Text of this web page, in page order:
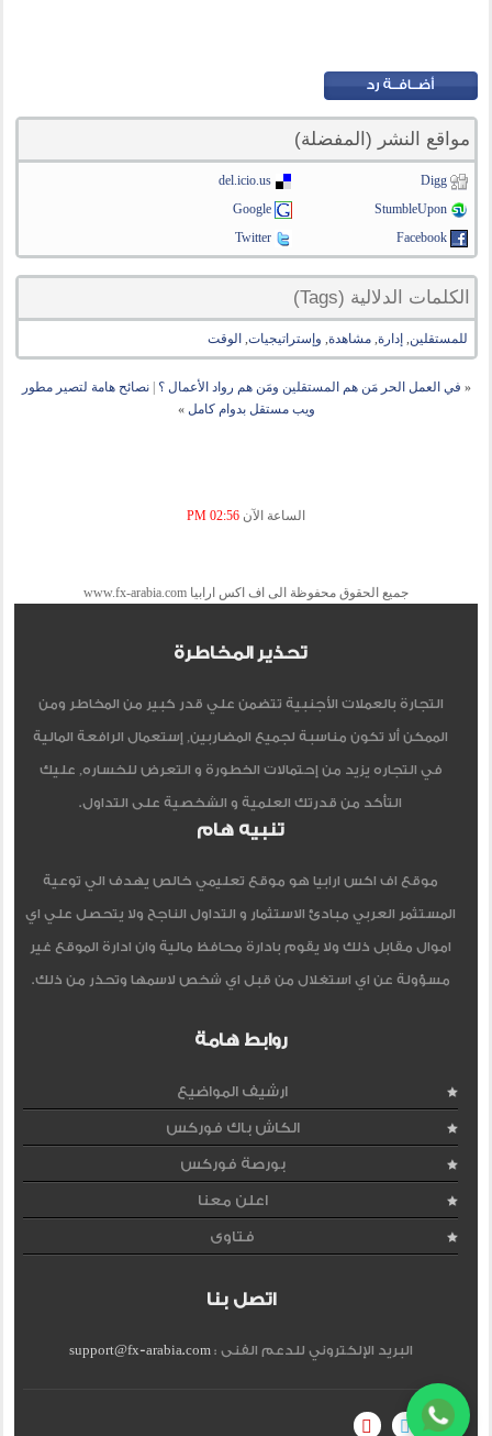
مواقع النشر (المفضلة)
Digg
del.icio.us
StumbleUpon
Google
Facebook
Twitter
الكلمات الدلالية (Tags)
للمستقلين, إدارة,مشاهدة, وإستراتيجيات, الوقت
« في العمل الحر مَن هم المستقلين ومَن هم رواد الأعمال ؟ |نصائح هامة لتصير مطور
ويب مستقل بدوام كامل »
الساعة الآن 02:56 PM
جميع الحقوق محفوظة الى اف اكس ارابيا www.fx-arabia.com
تحذير المخاطرة
التجارة بالعملات الأجنبية تتضمن علي قدر كبير من المخاطر ومن
الممكن ألا تكون مناسبة لجميع المضاربين, إستعمال الرافعة المالية
في التجاره يزيد من إحتمالات الخطورة و التعرض للخساره, عليك
التأكد من قدرتك العلمية و الشخصية على التداول.
تنبيه هام
موقع اف اكس ارابيا هو موقع تعليمي خالص يهدف الي توعية
المستثمر العربي مبادئ الاستثمار و التداول الناجح ولا يتحصل علي اي
اموال مقابل ذلك ولا يقوم بادارة محافظ مالية وان ادارة الموقع غير
مسؤولة عن اي استغلال من قبل اي شخص لاسمها وتحذر من ذلك.
روابط هامة
ارشيف المواضيع
الكاش باك فوركس
بورصة فوركس
اعلن معنا
فتاوى
اتصل بنا
البريد الإلكتروني للدعم الفنى :support@fx-arabia.com